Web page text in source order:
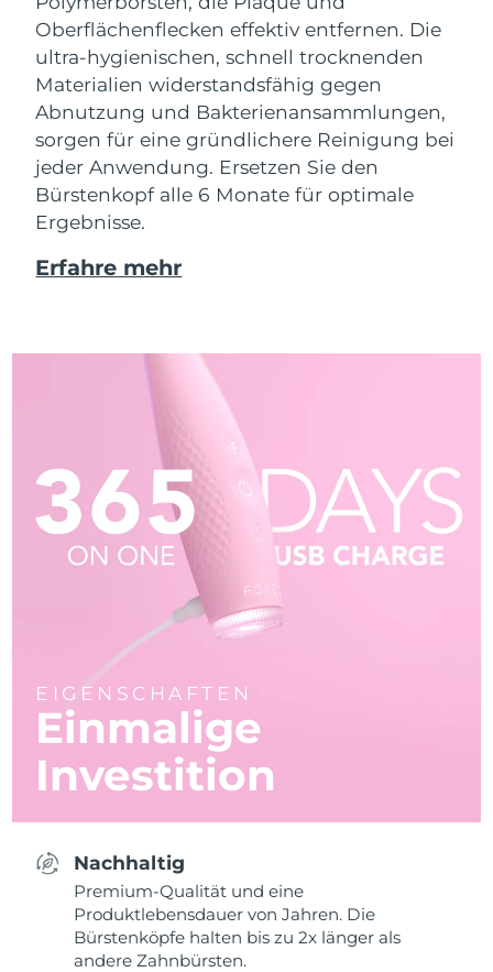
Oberflächenflecken effektiv entfernen. Die
ultra-hygienischen, schnell trocknenden
Materialien widerstandsfähig gegen
Abnutzung und Bakterienansammlungen,
sorgen für eine gründlichere Reinigung bei
jeder Anwendung. Ersetzen Sie den
Bürstenkopf alle 6 Monate für optimale
Ergebnisse.
Erfahre mehr
EIGENSCHAFTEN
Einmalige
Investition
Nachhaltig
Premium-Qualität und eine
Produktlebensdauer von Jahren. Die
Bürstenköpfe halten bis zu 2x länger als
andere Zahnbürsten.